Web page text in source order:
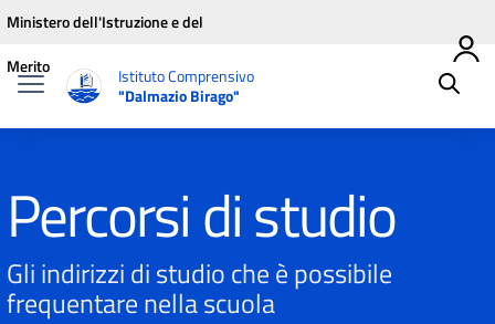
Vai ai contenuti
Vai al menu di navigazione
Vai al footer
Ministero dell'Istruzione e del
Merito
Istituto Comprensivo
"Dalmazio Birago"
Percorsi di studio
Gli indirizzi di studio che è possibile
frequentare nella scuola